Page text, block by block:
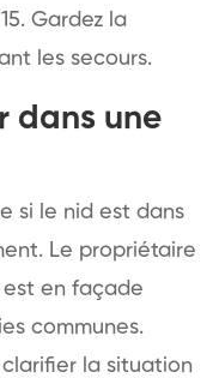
Gardez la
les secours.
dans une
si le nid est dans
Le propriétaire
est en façade
communes.
la situation